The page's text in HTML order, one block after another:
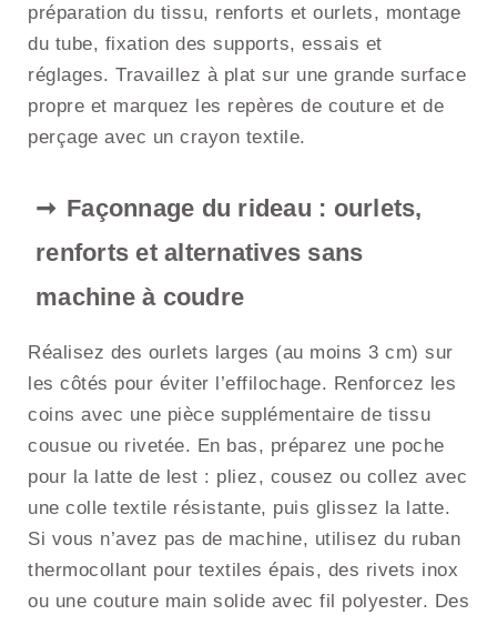
préparation du tissu, renforts et ourlets, montage
du tube, fixation des supports, essais et
réglages. Travaillez à plat sur une grande surface
propre et marquez les repères de couture et de
perçage avec un crayon textile.
Façonnage du rideau : ourlets,
renforts et alternatives sans
machine à coudre
Réalisez des ourlets larges (au moins 3 cm) sur
les côtés pour éviter l’effilochage. Renforcez les
coins avec une pièce supplémentaire de tissu
cousue ou rivetée. En bas, préparez une poche
pour la latte de lest : pliez, cousez ou collez avec
une colle textile résistante, puis glissez la latte.
Si vous n’avez pas de machine, utilisez du ruban
thermocollant pour textiles épais, des rivets inox
ou une couture main solide avec fil polyester. Des